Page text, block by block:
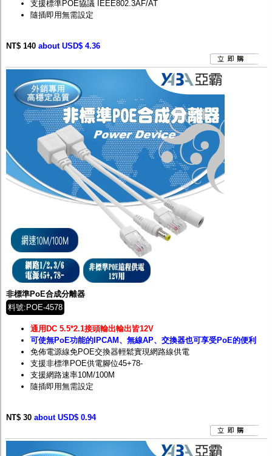
支援標準POE協議 IEEE802.3AF/AT
隨插即用無需設定
NT$ 140 about USD$ 4.36
非標準PoE合成分離器
料號:POE-4578
通用DC 5.5*2.1接頭輸出輸出皆12V
可使無PoE功能的IPCAM、無線AP、交換器也可享受PoE的便利
免佈電源線免POE交換器輕鬆實現網路線供電
支援非標準POE供電腳位45+78-
支援網路速率10M/100M
隨插即用無需設定
NT$ 30 about USD$ 0.94